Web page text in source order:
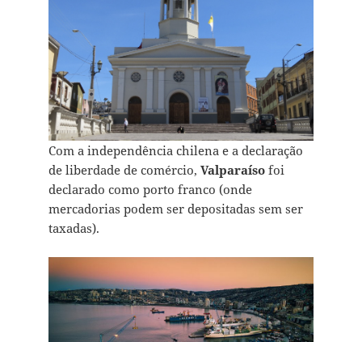
Com a independência chilena e a declaração
de liberdade de comércio, Valparaísofoi
declarado como porto franco (onde
mercadorias podem ser depositadas sem ser
taxadas).